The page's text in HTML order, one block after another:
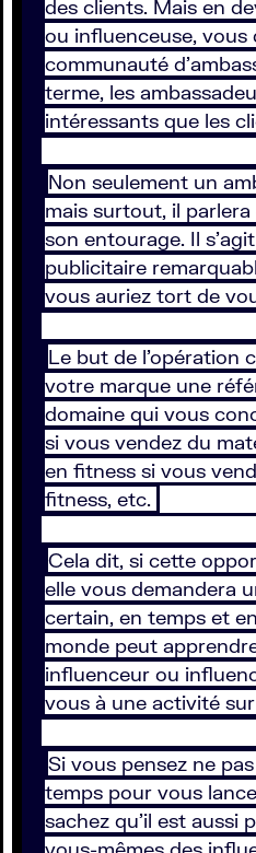
des clients. Mais en
ou influenceuse, vous
communauté
terme, les
intéressants que les
Non seulement un
mais surtout, il
son entourage. Il
publicitaire
vous auriez tort de
Le but de l’opération
votre marque une
domaine qui vous
si vous vendez du
en fitness si vous
fitness, etc.
Cela dit, si cette
elle vous demandera
certain, en temps et
monde peut
influenceur ou
vous à une activité
Si vous pensez ne
temps pour vous
sachez qu’il est aussi